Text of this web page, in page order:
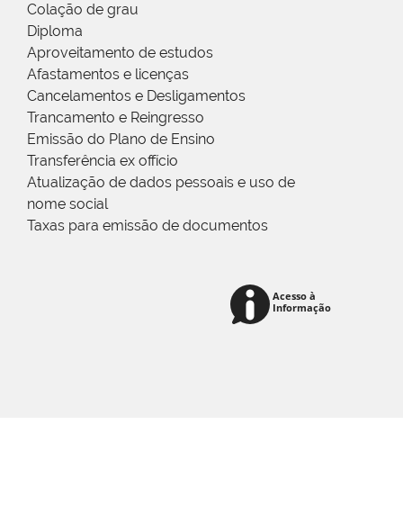
Colação de grau
Diploma
Aproveitamento de estudos
Afastamentos e licenças
Cancelamentos e Desligamentos
Trancamento e Reingresso
Emissão do Plano de Ensino
Transferência ex offício
Atualização de dados pessoais e uso de
nome social
Taxas para emissão de documentos